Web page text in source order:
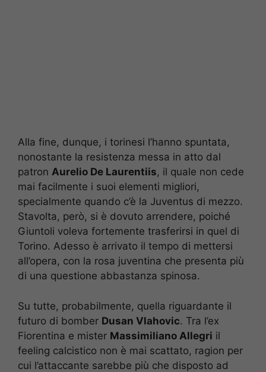
Alla fine, dunque, i torinesi l’hanno spuntata,
nonostante la resistenza messa in atto dal
patron Aurelio De Laurentiis, il quale non cede
mai facilmente i suoi elementi migliori,
specialmente quando c’è la Juventus di mezzo.
Stavolta, però, si è dovuto arrendere, poiché
Giuntoli voleva fortemente trasferirsi in quel di
Torino. Adesso è arrivato il tempo di mettersi
all’opera, con la rosa juventina che presenta più
di una questione abbastanza spinosa.
Su tutte, probabilmente, quella riguardante il
futuro di bomber Dusan Vlahovic. Tra l’ex
Fiorentina e mister Massimiliano Allegri il
feeling calcistico non è mai scattato, ragion per
cui l’attaccante sarebbe più che disposto ad